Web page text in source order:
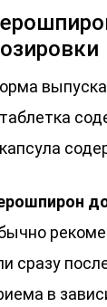
сразу
в